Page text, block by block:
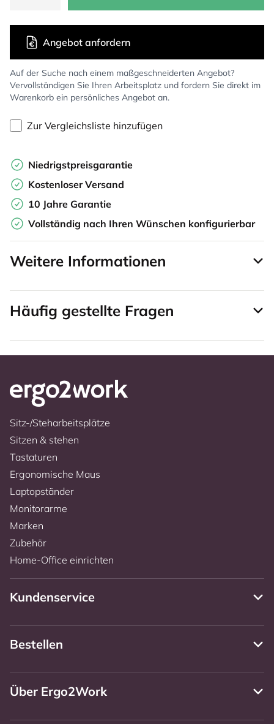
Auf der Suche nach einem maßgeschneiderten Angebot?
Vervollständigen Sie Ihren Arbeitsplatz und fordern Sie direkt im
Warenkorb ein persönliches Angebot an.
Angebot anfordern
Zur Vergleichsliste hinzufügen
Niedrigstpreisgarantie
Kostenloser Versand
10 Jahre Garantie
Vollständig nach Ihren Wünschen konfigurierbar
Weitere Informationen
Häufig gestellte Fragen
Sitz-/Steharbeitsplätze
Sitzen & stehen
Tastaturen
Ergonomische Maus
Laptopständer
Monitorarme
Marken
Zubehör
Home-Office einrichten
Kundenservice
Bestellen
Über Ergo2Work